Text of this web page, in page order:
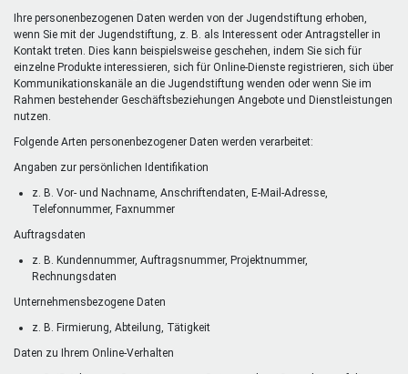
Ihre personenbezogenen Daten werden von der Jugendstiftung erhoben,
wenn Sie mit der Jugendstiftung, z. B. als Interessent oder Antragsteller in
Kontakt treten. Dies kann beispielsweise geschehen, indem Sie sich für
einzelne Produkte interessieren, sich für Online-Dienste registrieren, sich über
Kommunikationskanäle an die Jugendstiftung wenden oder wenn Sie im
Rahmen bestehender Geschäftsbeziehungen Angebote und Dienstleistungen
nutzen.
Folgende Arten personenbezogener Daten werden verarbeitet:
Angaben zur persönlichen Identifikation
z. B. Vor- und Nachname, Anschriftendaten, E-Mail-Adresse,
Telefonnummer, Faxnummer
Auftragsdaten
z. B. Kundennummer, Auftragsnummer, Projektnummer,
Rechnungsdaten
Unternehmensbezogene Daten
z. B. Firmierung, Abteilung, Tätigkeit
Daten zu Ihrem Online-Verhalten